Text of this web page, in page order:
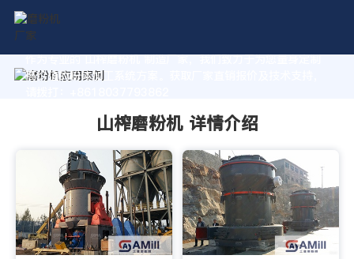
作为专业的 山榨磨粉机 制造厂家，我们致力于为您量身定制
高价值的粉体加工系统方案。获取厂家直销报价及技术支持，
山榨磨粉机 详情介绍